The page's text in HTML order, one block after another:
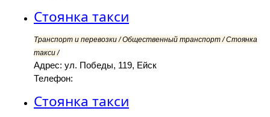
Стоянка такси
Транспорт и перевозки / Общественный транспорт / Стоянка
такси /
Адрес: ул. Победы, 119, Ейск
Телефон:
Стоянка такси